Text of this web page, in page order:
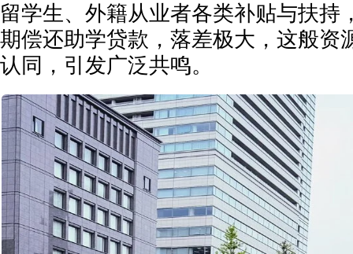
留学生、外籍从业者各类补贴与扶持
期偿还助学贷款，落差极大，这般资
认同，引发广泛共鸣。